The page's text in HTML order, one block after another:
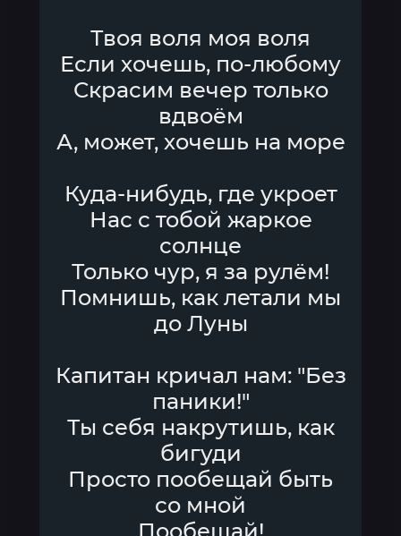
Твоя воля моя воля
Если хочешь, по-любому
Скрасим вечер только
вдвоём
А, может, хочешь на море
Куда-нибудь, где укроет
Нас с тобой жаркое
солнце
Только чур, я за рулём!
Помнишь, как летали мы
до Луны
Капитан кричал нам: "Без
паники!"
Ты себя накрутишь, как
бигуди
Просто пообещай быть
со мной